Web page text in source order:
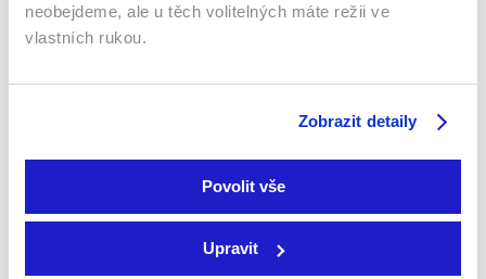
neobejdeme, ale u těch volitelných máte režii ve
vlastních rukou.
Zobrazit detaily
Povolit vše
Upravit